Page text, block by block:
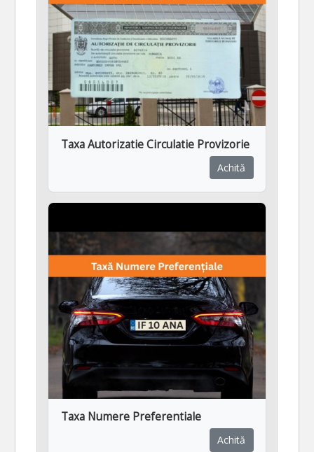
Taxa Autorizatie Circulatie Provizorie
Achită
Taxa Numere Preferentiale
Achită